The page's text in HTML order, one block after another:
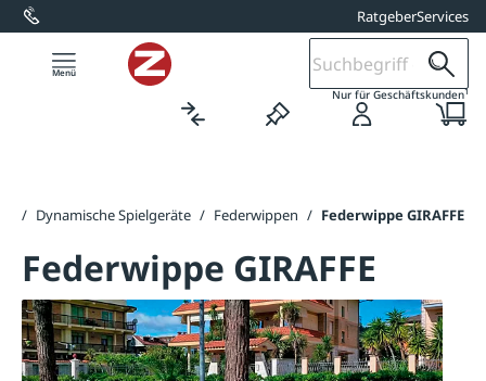
springen RatgeberServices
Nur für Geschäftskunden1
/ Dynamische Spielgeräte / Federwippen / Federwippe GIRAFFE
Federwippe GIRAFFE